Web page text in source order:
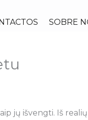
SOBRE
jų išvengti. Iš